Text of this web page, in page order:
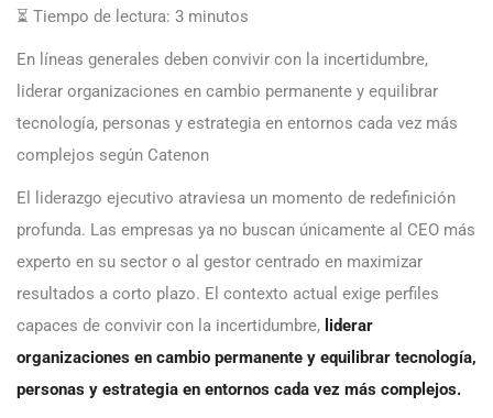
⏳ Tiempo de lectura: 3 minutos
En líneas generales deben convivir con la incertidumbre,
liderar organizaciones en cambio permanente y equilibrar
tecnología, personas y estrategia en entornos cada vez más
complejos según Catenon
El liderazgo ejecutivo atraviesa un momento de redefinición
profunda. Las empresas ya no buscan únicamente al CEO más
experto en su sector o al gestor centrado en maximizar
resultados a corto plazo. El contexto actual exige perfiles
capaces de convivir con la incertidumbre, liderar
organizaciones en cambio permanente y equilibrar tecnología,
personas y estrategia en entornos cada vez más complejos.